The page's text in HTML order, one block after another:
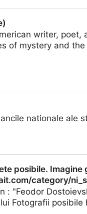
writer, poet,
of mystery and the
nationale ale
posibile. Imagine
category/
: "Feodor
Fotografii